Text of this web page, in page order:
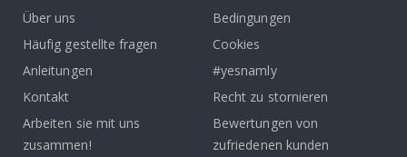
Über uns
Häufig gestellte fragen
Anleitungen
Kontakt
Arbeiten sie mit uns
zusammen!
Bedingungen
Cookies
#yesnamly
Recht zu stornieren
Bewertungen von
zufriedenen kunden